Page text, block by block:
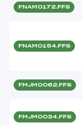
FNAM0172.FFS
FNAM0154.FFS
FMJM0062.FFS
FMJM0034.FFS